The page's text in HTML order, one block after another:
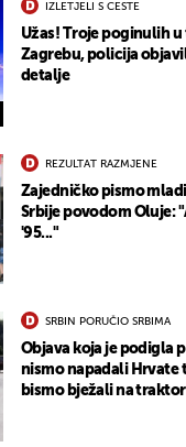
IZLETJELI S CESTE
Užas! Troje poginulih u
Zagrebu, policija
detalje
REZULTAT RAZMJENE
Zajedničko pismo
Srbije povodom Oluje:
'95..."
SRBIN PORUČIO SRBIMA
Objava koja je podigla
nismo napadali Hrvate
bismo bježali na